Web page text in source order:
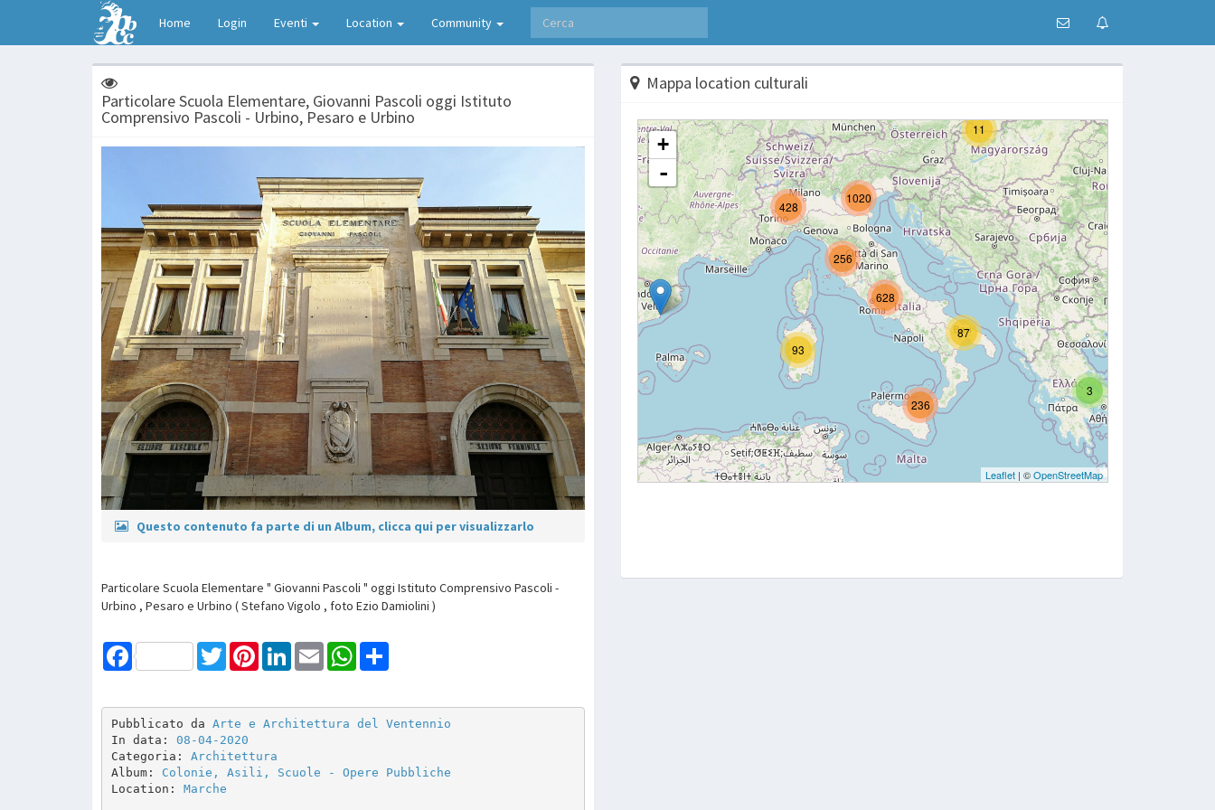
Home Login Eventi Location Community
Particolare Scuola Elementare, Giovanni Pascoli oggi Istituto
Comprensivo Pascoli - Urbino, Pesaro e Urbino
Questo contenuto fa parte di un Album, clicca qui per visualizzarlo
Particolare Scuola Elementare " Giovanni Pascoli " oggi Istituto Comprensivo Pascoli -
Urbino , Pesaro e Urbino ( Stefano Vigolo , foto Ezio Damiolini )
Facebook TwitterPinterestLinkedInEmail WhatsApp
Pubblicato da Arte e Architettura del Ventennio
In data: 08-04-2020
Categoria: Architettura
Album: Colonie, Asili, Scuole - Opere Pubbliche
Location: Marche
Mappa location culturali